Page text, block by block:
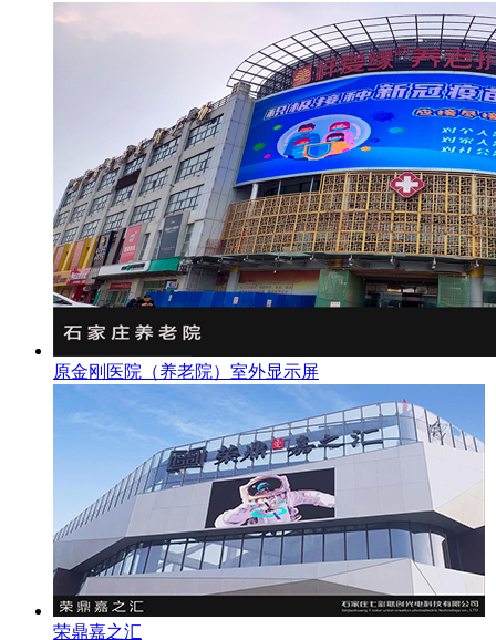
原金刚医院（养老院）室外显示屏
荣鼎嘉之汇